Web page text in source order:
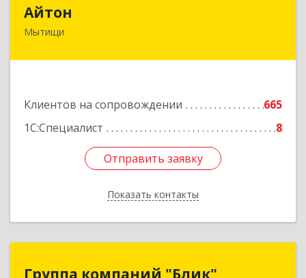
Айтон
Мытищи
Клиентов на сопровождении
665
1С:Специалист
8
Отправить заявку
Показать контакты
Отправить заявку
Назад
Группа компаний "Блик"
Группа компаний "Блик"